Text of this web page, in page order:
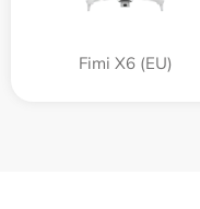
Fimi X6 (EU)